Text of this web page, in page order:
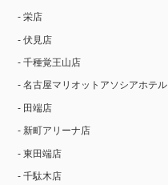
- 栄店
- 伏見店
- 千種覚王山店
- 名古屋マリオットアソシアホテル
- 田端店
- 新町アリーナ店
- 東田端店
- 千駄木店